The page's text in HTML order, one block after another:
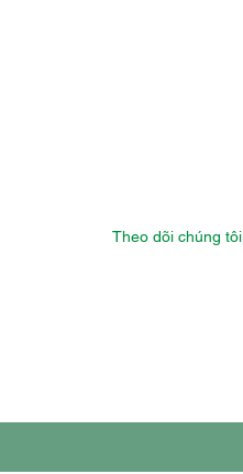
Theo dõi chúng tôi